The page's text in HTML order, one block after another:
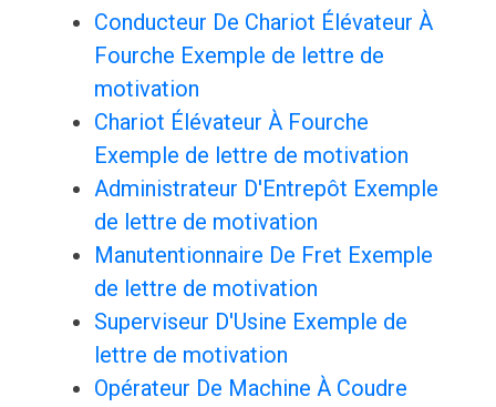
Conducteur De Chariot Élévateur À
Fourche Exemple de lettre de
motivation
Chariot Élévateur À Fourche
Exemple de lettre de motivation
Administrateur D'Entrepôt Exemple
de lettre de motivation
Manutentionnaire De Fret Exemple
de lettre de motivation
Superviseur D'Usine Exemple de
lettre de motivation
Opérateur De Machine À Coudre